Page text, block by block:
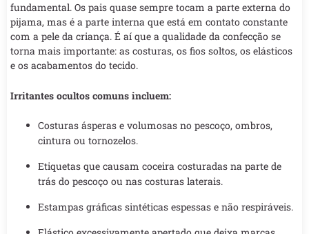
fundamental. Os pais quase sempre tocam a parte externa do
pijama, mas é a parte interna que está em contato constante
com a pele da criança. É aí que a qualidade da confecção se
torna mais importante: as costuras, os fios soltos, os elásticos
e os acabamentos do tecido.
Irritantes ocultos comuns incluem:
Costuras ásperas e volumosas no pescoço, ombros,
cintura ou tornozelos.
Etiquetas que causam coceira costuradas na parte de
trás do pescoço ou nas costuras laterais.
Estampas gráficas sintéticas espessas e não respiráveis.